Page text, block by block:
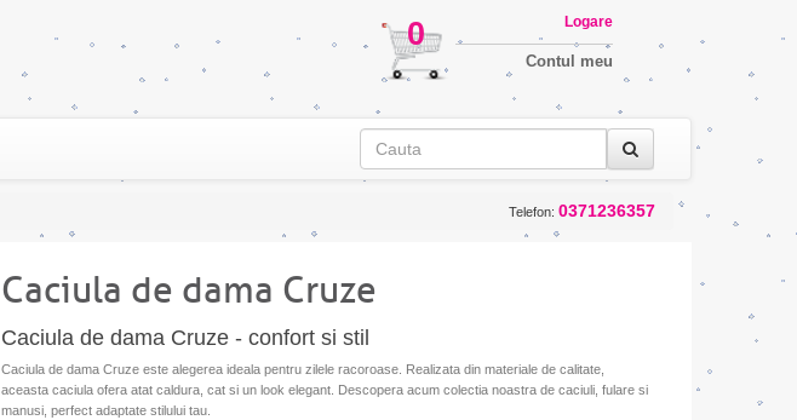
0 Logare
Contul meu
Telefon: 0371236357
Caciula de dama Cruze
Caciula de dama Cruze - confort si stil
Caciula de dama Cruze este alegerea ideala pentru zilele racoroase. Realizata din materiale de calitate,
aceasta caciula ofera atat caldura, cat si un look elegant. Descopera acum colectia noastra de caciuli, fulare si
manusi, perfect adaptate stilului tau.